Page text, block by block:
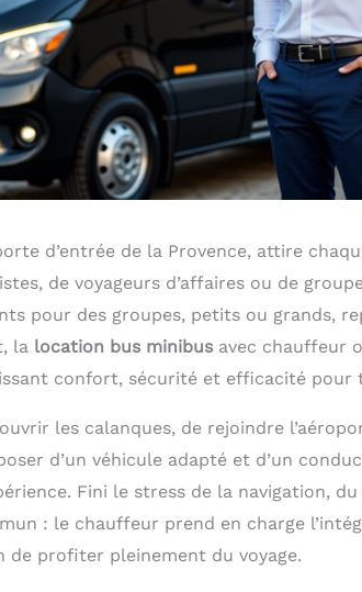
d’entrée de la Provence, attire
de voyageurs d’affaires ou de
pour des groupes, petits ou grands,
la location bus minibusavec chauffeur
confort, sécurité et efficacité pour
les calanques, de rejoindre
d’un véhicule adapté et d’un
Fini le stress de la navigation,
: le chauffeur prend en charge
profiter pleinement du voyage.